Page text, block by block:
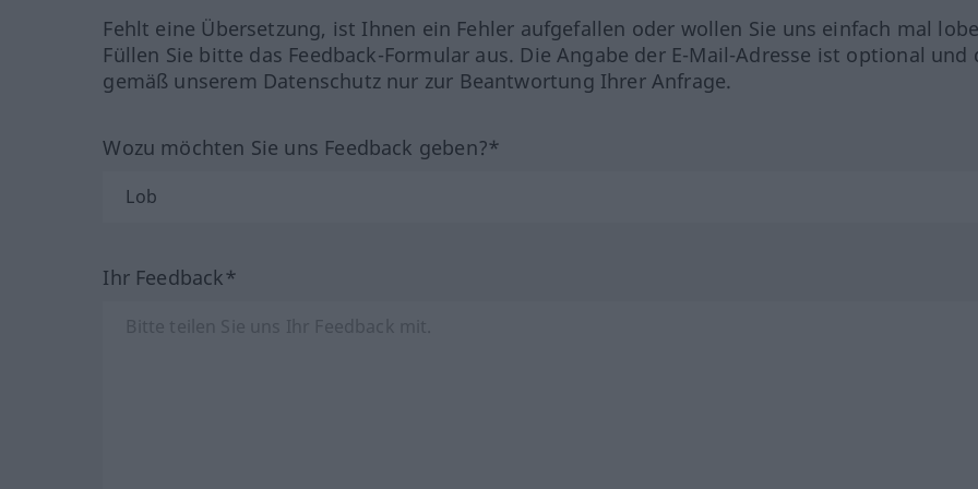
Fehlt eine Übersetzung, ist Ihnen ein Fehler aufgefallen oder wollen Sie uns einfach mal
Füllen Sie bitte das Feedback-Formular aus. Die Angabe der E-Mail-Adresse ist optional und
gemäß unserem Datenschutz nur zur Beantwortung Ihrer Anfrage.
Wozu möchten Sie uns Feedback geben?*
Ihr Feedback*